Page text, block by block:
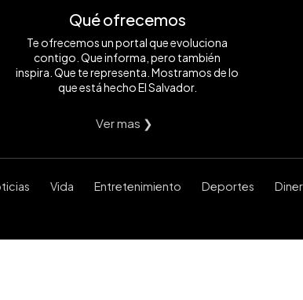
Qué ofrecemos
Te ofrecemos un portal que evoluciona
contigo. Que informa, pero también
inspira. Que te representa. Mostramos de lo
que está hecho El Salvador.
Ver mas ❯
Vida Entretenimiento Deportes